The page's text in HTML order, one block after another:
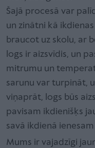
Šajā procesā var
un zinātni kā
braucot uz skolu, ar
logs ir aizsvīdis, un
mitrumu un
sarunu var turpināt,
viņaprāt, logs būs
pavisam ikdienišķs
savā ikdienā
Mums ir vajadzīgi